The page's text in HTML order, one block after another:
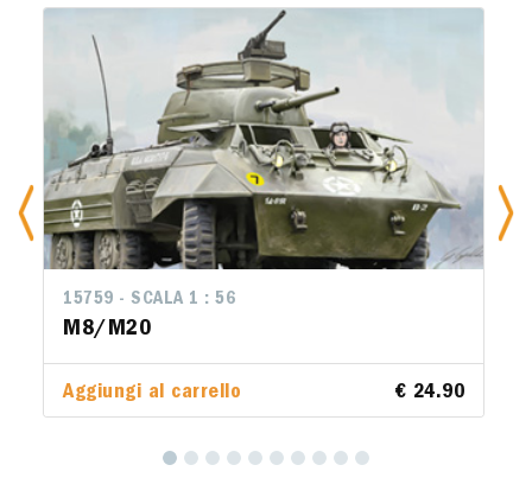
15759 - SCALA 1 : 56
M8/M20
Aggiungi al carrello € 24.90